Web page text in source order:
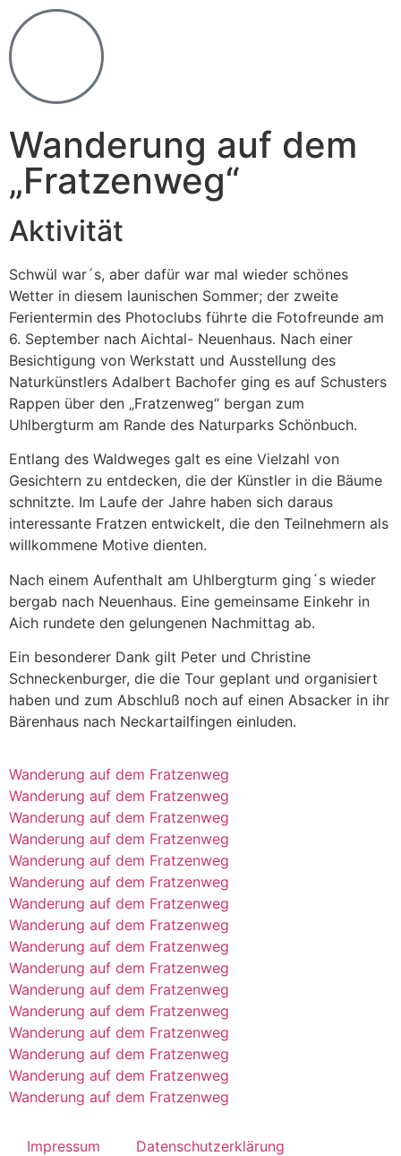
Wanderung auf dem
„Fratzenweg“
Aktivität
Schwül war´s, aber dafür war mal wieder schönes
Wetter in diesem launischen Sommer; der zweite
Ferientermin des Photoclubs führte die Fotofreunde am
6. September nach Aichtal- Neuenhaus. Nach einer
Besichtigung von Werkstatt und Ausstellung des
Naturkünstlers Adalbert Bachofer ging es auf Schusters
Rappen über den „Fratzenweg“ bergan zum
Uhlbergturm am Rande des Naturparks Schönbuch.
Entlang des Waldweges galt es eine Vielzahl von
Gesichtern zu entdecken, die der Künstler in die Bäume
schnitzte. Im Laufe der Jahre haben sich daraus
interessante Fratzen entwickelt, die den Teilnehmern als
willkommene Motive dienten.
Nach einem Aufenthalt am Uhlbergturm ging´s wieder
bergab nach Neuenhaus. Eine gemeinsame Einkehr in
Aich rundete den gelungenen Nachmittag ab.
Ein besonderer Dank gilt Peter und Christine
Schneckenburger, die die Tour geplant und organisiert
haben und zum Abschluß noch auf einen Absacker in ihr
Bärenhaus nach Neckartailfingen einluden.
Wanderung auf dem Fratzenweg
Wanderung auf dem Fratzenweg
Wanderung auf dem Fratzenweg
Wanderung auf dem Fratzenweg
Wanderung auf dem Fratzenweg
Wanderung auf dem Fratzenweg
Wanderung auf dem Fratzenweg
Wanderung auf dem Fratzenweg
Wanderung auf dem Fratzenweg
Wanderung auf dem Fratzenweg
Wanderung auf dem Fratzenweg
Wanderung auf dem Fratzenweg
Wanderung auf dem Fratzenweg
Wanderung auf dem Fratzenweg
Wanderung auf dem Fratzenweg
Wanderung auf dem Fratzenweg
Impressum Datenschutzerklärung